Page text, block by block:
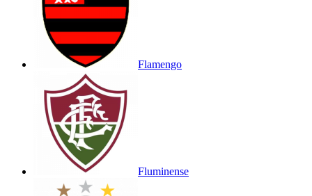
Flamengo
Fluminense